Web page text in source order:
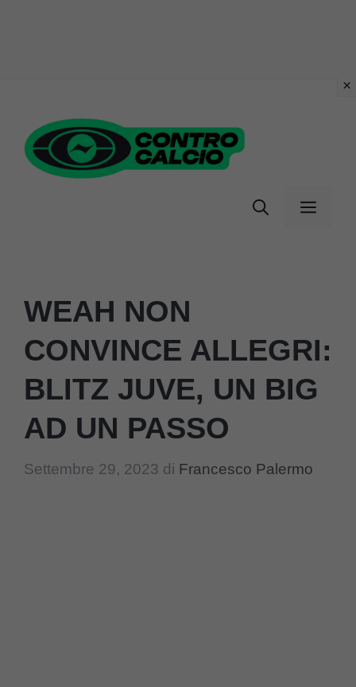
contenuto
Menu
WEAH NON
CONVINCE ALLEGRI:
BLITZ JUVE, UN BIG
AD UN PASSO
Settembre 29, 2023 di Francesco Palermo